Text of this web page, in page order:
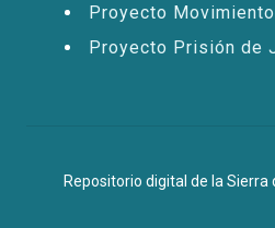
Proyecto
Proyecto Prisión de
Repositorio digital de la Sierra